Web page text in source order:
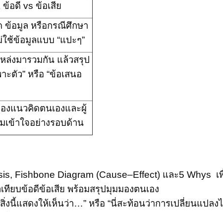
ข้อดี vs ข้อเสีย
ข้อมูล หรือกรณีศึกษา
ใช้ข้อมูลแบบ “แปะๆ”
ล่งมารวมกัน แล้วสรุป
ะตัว” หรือ “ข้อเสนอ
งแนวคิดตนเองและผู้
เข้าใจอย่างรอบด้าน
Fishbone Diagram (Cause–Effect) และ5 Whys
ทียบข้อดีข้อเสีย พร้อมสรุปมุมมองตนเอง
งนี้แสดงให้เห็นว่า…” หรือ “นี่สะท้อนว่าการเปลี่ยนแปล